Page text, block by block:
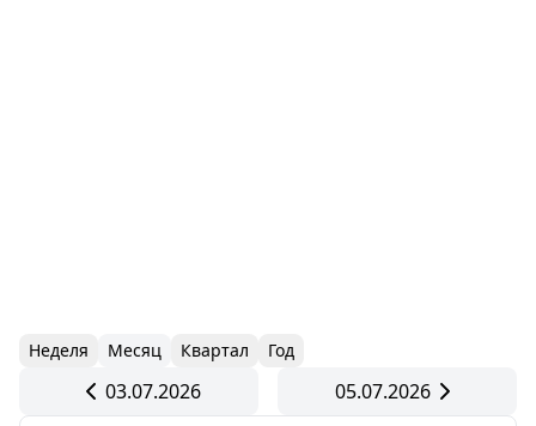
Неделя Месяц Квартал Год
03.07.2026
05.07.2026